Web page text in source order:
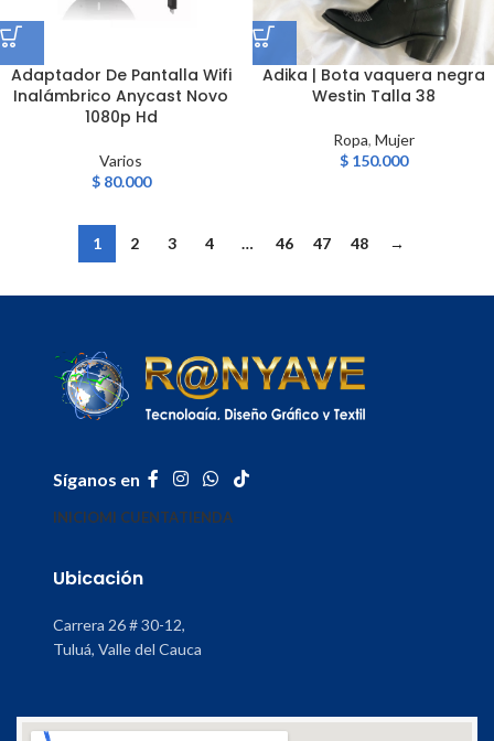
Adaptador De Pantalla Wifi
Inalámbrico Anycast Novo
1080p Hd
Varios
$80.000
Adika | Bota vaquera negra
Westin Talla 38
Ropa, Mujer
$150.000
1 2 3 4 … 46 47 48 →
Síganos en
INICIOMI CUENTATIENDA
Ubicación
Carrera 26 # 30-12,
Tuluá, Valle del Cauca